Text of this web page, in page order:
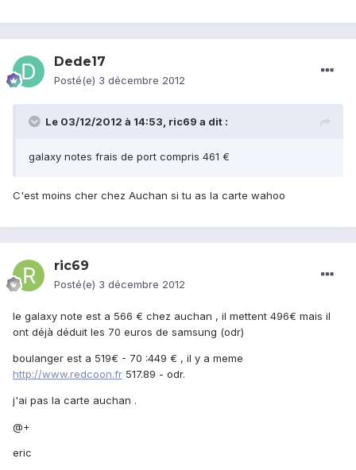
Dede17
Posté(e) 3 décembre 2012
Le 03/12/2012 à 14:53, ric69 a dit :
galaxy notes frais de port compris 461 €
C'est moins cher chez Auchan si tu as la carte wahoo
ric69
Posté(e) 3 décembre 2012
le galaxy note est a 566 € chez auchan , il mettent 496€ mais il
ont déjà déduit les 70 euros de samsung (odr)
boulanger est a 519€ - 70 :449 € , il y a meme
http://www.redcoon.fr 517.89 - odr.
j'ai pas la carte auchan .
@+
eric